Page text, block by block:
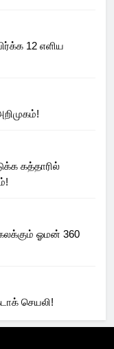
12 எளிய
கத்தாரில்
ஓமன் 360
செயலி!